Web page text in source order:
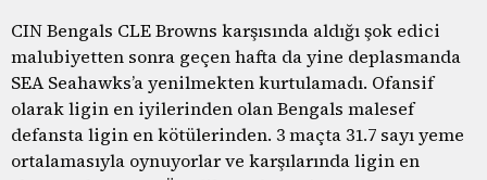
CIN Bengals CLE Browns karşısında aldığı şok edici
malubiyetten sonra geçen hafta da yine deplasmanda
SEA Seahawks’a yenilmekten kurtulamadı. Ofansif
olarak ligin en iyilerinden olan Bengals malesef
defansta ligin en kötülerinden. 3 maçta 31.7 sayı yeme
ortalamasıyla oynuyorlar ve karşılarında ligin en